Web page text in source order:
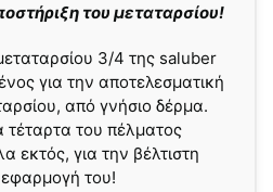
του μεταταρσίου!
3/4 της saluber
για την αποτελεσματική
από γνήσιο δέρμα.
τέταρτα του πέλματος
εκτός, για την βέλτιστη
του!